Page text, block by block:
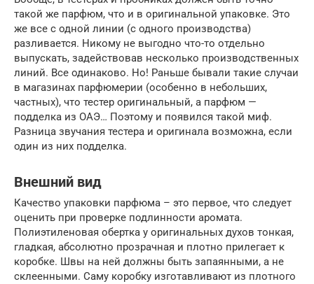
такой же парфюм, что и в оригинальной упаковке. Это
же все с одной линии (с одного производства)
разливается. Никому не выгодно что-то отдельно
выпускать, задействовав несколько производственных
линий. Все одинаково. Но! Раньше бывали такие случаи
в магазинах парфюмерии (особенно в небольших,
частных), что тестер оригинальный, а парфюм —
подделка из ОАЭ… Поэтому и появился такой миф.
Разница звучания тестера и оригинала возможна, если
один из них подделка.
Внешний вид
Качество упаковки парфюма – это первое, что следует
оценить при проверке подлинности аромата.
Полиэтиленовая обертка у оригинальных духов тонкая,
гладкая, абсолютно прозрачная и плотно прилегает к
коробке. Швы на ней должны быть запаянными, а не
склеенными. Саму коробку изготавливают из плотного